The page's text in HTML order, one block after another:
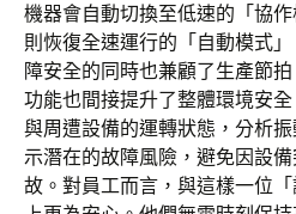
機器會自動切換至低速的「協
則恢復全速運行的「自動模式
障安全的同時也兼顧了生產節
功能也間接提升了整體環境安
與周遭設備的運轉狀態，分析
示潛在的故障風險，避免因設
故。對員工而言，與這樣一位